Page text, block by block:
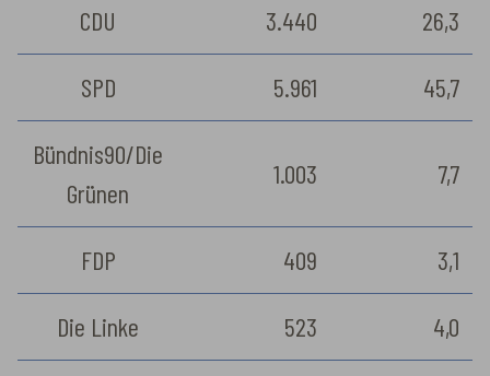
CDU 3.440 26,3
SPD 5.961 45,7
Bündnis90/Die
Grünen
1.003 7,7
FDP 409 3,1
Die Linke 523 4,0